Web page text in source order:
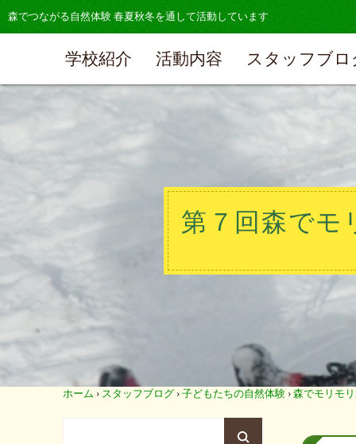
森でつながる自然体験 春夏秋冬を通して活動しています
学校紹介 活動内容 スタッフブロ
第７回森で
ホーム › スタッフブログ › 子どもたちの自然体験 › 森でモリモ